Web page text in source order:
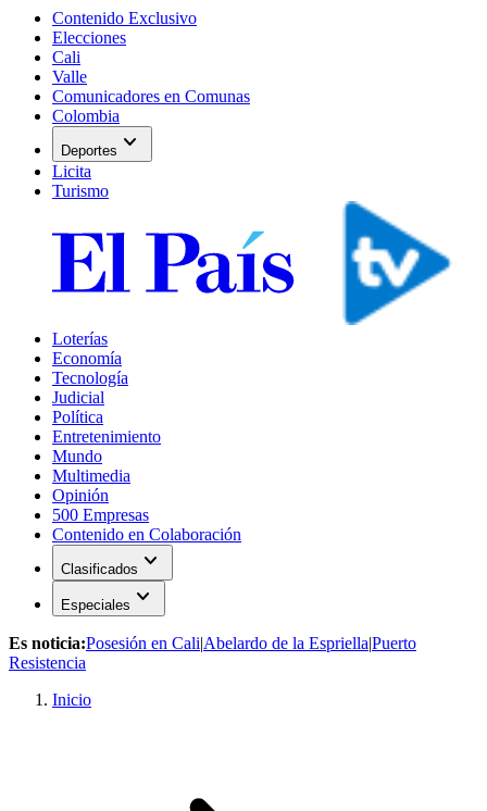
Contenido Exclusivo
Elecciones
Cali
Valle
Comunicadores en Comunas
Colombia
Deportes expand_more
Licita
Turismo
Loterías
Economía
Tecnología
Judicial
Política
Entretenimiento
Mundo
Multimedia
Opinión
500 Empresas
Contenido en Colaboración
Clasificados expand_more
Especiales expand_more
Es noticia:Posesión en Cali|Abelardo de la Espriella|Puerto
Resistencia
Inicio